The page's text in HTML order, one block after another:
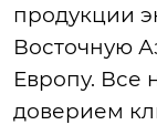
продукции
Восточную
Европу. Все
доверием